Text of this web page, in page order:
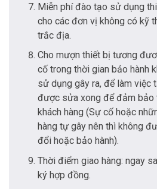
Miễn phí đào tạo sử dụng
cho các đơn vị không có kỹ
trắc địa.
Cho mượn thiết bị tương
cố trong thời gian bảo hành
sử dụng gây ra, để làm việc
được sửa xong để đảm bảo
khách hàng (Sự cố hoặc
hàng tự gây nên thì không
đổi hoặc bảo hành).
Thời điểm giao hàng: ngay
ký hợp đồng.